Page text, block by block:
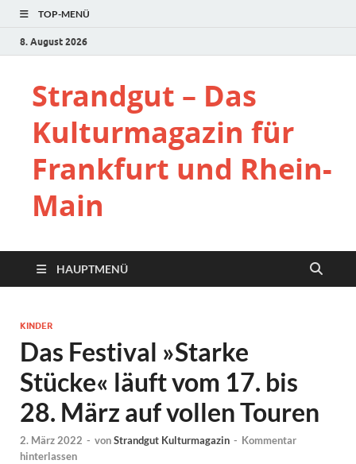
TOP-MENÜ
8. August 2026
Strandgut – Das
Kulturmagazin für
Frankfurt und Rhein-
Main
HAUPTMENÜ
KINDER
Das Festival »Starke
Stücke« läuft vom 17. bis
28. März auf vollen Touren
2. März 2022 - vonStrandgut Kulturmagazin - Kommentar
hinterlassen